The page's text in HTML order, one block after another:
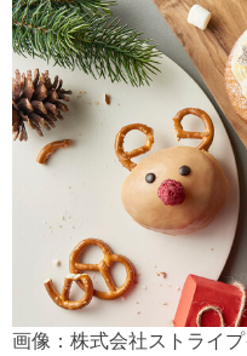
画像：株式会社ストライ